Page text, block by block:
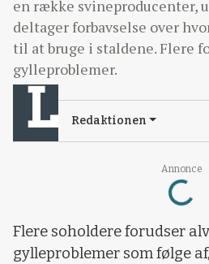
Annonce
Loading...
en række svineproducenter,
deltager forbavselse over
til at bruge i staldene. Flere
gylleproblemer.
Redaktionen
Flere soholdere forudser
gylleproblemer som følge